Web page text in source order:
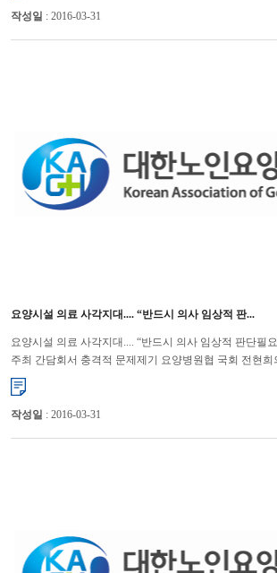
작성일 : 2016-03-31
요양시설 의료 사각지대.... “반드시 의사 임상적 판...
요양시설 의료 사각지대.... “반드시 의사 임상적 판단필
주최 간담회서 충격적 문제제기 요양병원협 국회 전현희
국민건강복지포럼이 공동주최한 “노인요양병원의 질적
작성일 : 2016-03-31